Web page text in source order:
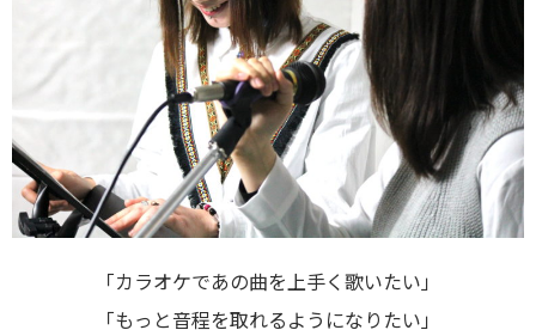
「カラオケであの曲を上手く歌いたい」
「もっと音程を取れるようになりたい」